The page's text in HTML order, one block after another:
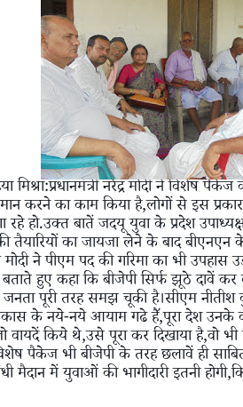
मिश्रा:प्रधानमंत्री नरेंद्र मोदी ने विशेष
करने का काम किया है,लोगों से इस
रहे हो.उक्त बातें जदयू युवा के प्रदेश
तैयारियों का जायजा लेने के बाद बीएनएन
ने पीएम पद की गरिमा का भी उपहास
हुए कहा कि बीजेपी सिर्फ झूठे दावें कर
पूरी तरह समझ चूकी है।सीएम नीतीश
के नये-नये आयाम गढे हैॅ,पूरा देश उनके
किये थे,उसे पूरा कर दिखाया है,वो भी
पैकेज भी बीजेपी के तरह छलावें ही
मैदान में युवाओं की भागीदारी इतनी